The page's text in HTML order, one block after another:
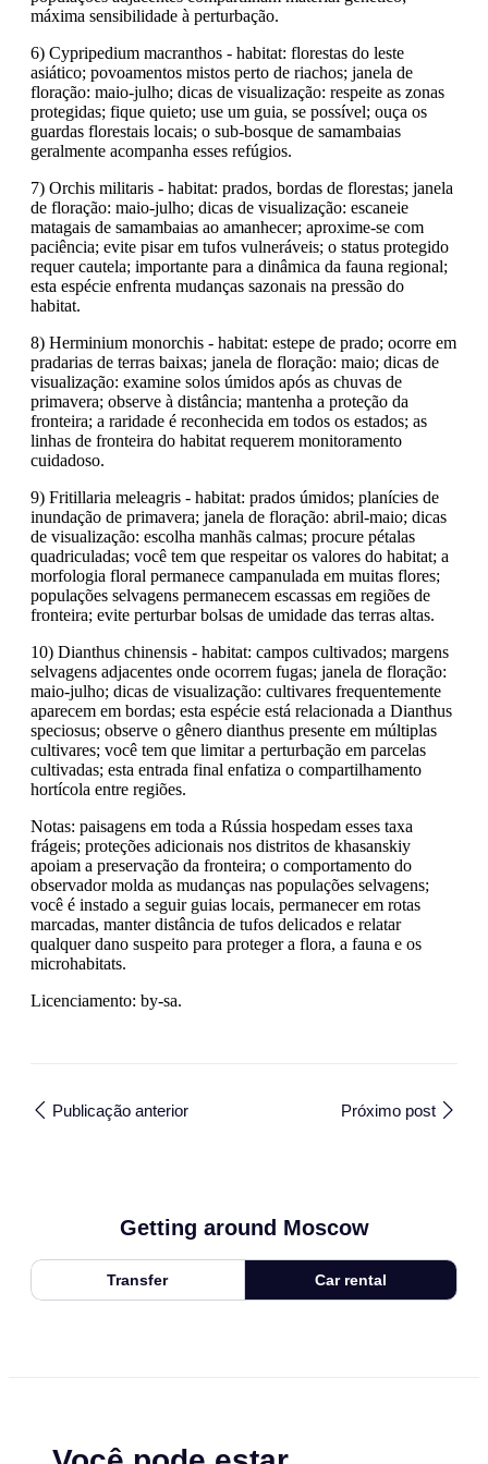
máxima sensibilidade à perturbação.
6) Cypripedium macranthos - habitat: florestas do leste
asiático; povoamentos mistos perto de riachos; janela de
floração: maio-julho; dicas de visualização: respeite as zonas
protegidas; fique quieto; use um guia, se possível; ouça os
guardas florestais locais; o sub-bosque de samambaias
geralmente acompanha esses refúgios.
7) Orchis militaris - habitat: prados, bordas de florestas; janela
de floração: maio-julho; dicas de visualização: escaneie
matagais de samambaias ao amanhecer; aproxime-se com
paciência; evite pisar em tufos vulneráveis; o status protegido
requer cautela; importante para a dinâmica da fauna regional;
esta espécie enfrenta mudanças sazonais na pressão do
habitat.
8) Herminium monorchis - habitat: estepe de prado; ocorre em
pradarias de terras baixas; janela de floração: maio; dicas de
visualização: examine solos úmidos após as chuvas de
primavera; observe à distância; mantenha a proteção da
fronteira; a raridade é reconhecida em todos os estados; as
linhas de fronteira do habitat requerem monitoramento
cuidadoso.
9) Fritillaria meleagris - habitat: prados úmidos; planícies de
inundação de primavera; janela de floração: abril-maio; dicas
de visualização: escolha manhãs calmas; procure pétalas
quadriculadas; você tem que respeitar os valores do habitat; a
morfologia floral permanece campanulada em muitas flores;
populações selvagens permanecem escassas em regiões de
fronteira; evite perturbar bolsas de umidade das terras altas.
10) Dianthus chinensis - habitat: campos cultivados; margens
selvagens adjacentes onde ocorrem fugas; janela de floração:
maio-julho; dicas de visualização: cultivares frequentemente
aparecem em bordas; esta espécie está relacionada a Dianthus
speciosus; observe o gênero dianthus presente em múltiplas
cultivares; você tem que limitar a perturbação em parcelas
cultivadas; esta entrada final enfatiza o compartilhamento
hortícola entre regiões.
Notas: paisagens em toda a Rússia hospedam esses taxa
frágeis; proteções adicionais nos distritos de khasanskiy
apoiam a preservação da fronteira; o comportamento do
observador molda as mudanças nas populações selvagens;
você é instado a seguir guias locais, permanecer em rotas
marcadas, manter distância de tufos delicados e relatar
qualquer dano suspeito para proteger a flora, a fauna e os
microhabitats.
Licenciamento: by-sa.
Publicação anterior Próximo post
Getting around Moscow
Transfer Car rental